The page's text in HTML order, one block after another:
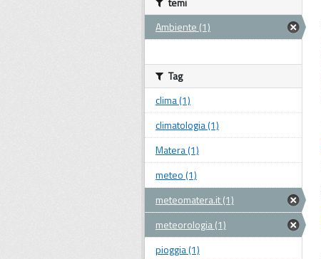
Ambiente (1)
Tag
clima (1)
climatologia (1)
Matera (1)
meteo (1)
meteomatera.it (1)
meteorologia (1)
pioggia (1)